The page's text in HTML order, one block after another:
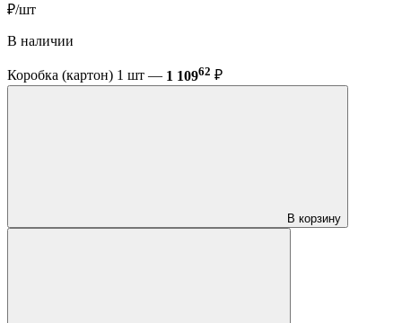
₽/шт
В наличии
Коробка (картон) 1 шт — 1 10962 ₽
В корзину